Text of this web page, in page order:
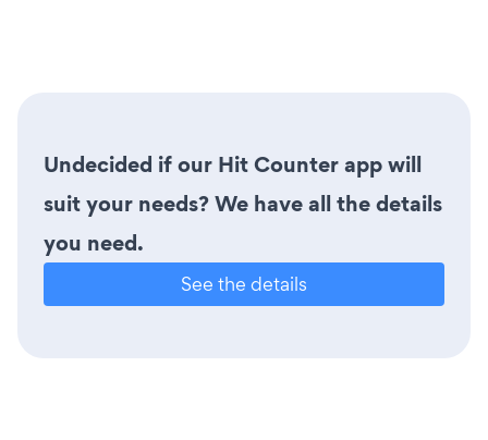
Undecided if our Hit Counter app will
suit your needs? We have all the details
you need.
See the details